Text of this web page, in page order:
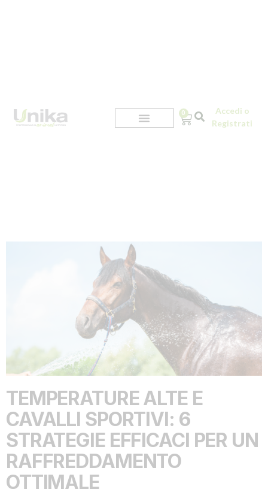
0
Accedi o
Registrati
TEMPERATURE ALTE E
CAVALLI SPORTIVI: 6
STRATEGIE EFFICACI PER UN
RAFFREDDAMENTO
OTTIMALE